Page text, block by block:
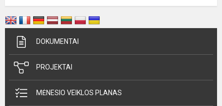
DOKUMENTAI
PROJEKTAI
MĖNESIO VEIKLOS PLANAS